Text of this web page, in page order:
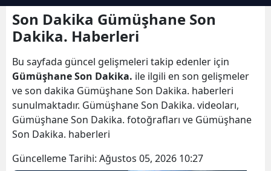
Bilecik
Bitlis
Bolu
Burdur
Çanakkale
Son Dakika Gümüşhane Son
Dakika. Haberleri
Bu sayfada güncel gelişmeleri takip edenler için
Gümüşhane Son Dakika. ile ilgili en son gelişmeler
ve son dakika Gümüşhane Son Dakika. haberleri
sunulmaktadır. Gümüşhane Son Dakika. videoları,
Gümüşhane Son Dakika. fotoğrafları ve Gümüşhane
Son Dakika. haberleri
Güncelleme Tarihi: Ağustos 05, 2026 10:27